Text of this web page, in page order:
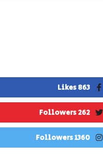
863 Likes
262 Followers
1360 Followers